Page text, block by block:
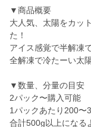
▼商品概要
大人気、太陽をカッ
た！
アイス感覚で半解凍
全解凍で冷たーい太
▼数量、分量の目安
2パック〜購入可能
1パックあたり200〜
合計500g以上になる